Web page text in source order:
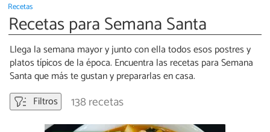
Recetas
Recetas para Semana Santa
Llega la semana mayor y junto con ella todos esos postres y
platos típicos de la época. Encuentra las recetas para Semana
Santa que más te gustan y prepararlas en casa.
Filtros
138 recetas